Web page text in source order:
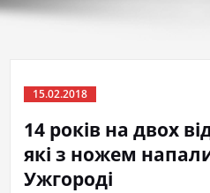
15.02.2018
14 років на двох
які з ножем
Ужгороді